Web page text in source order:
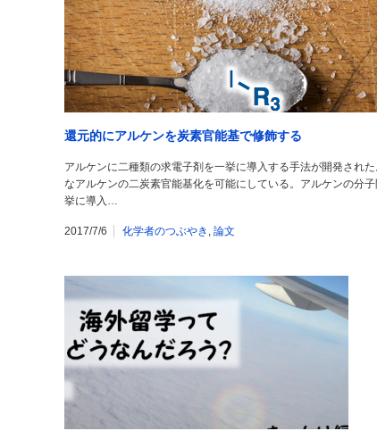
還元的にアルケンを炭素官能基で修飾する
アルケンに二種類の求電子剤を一挙に導入する手法が開発され
なアルケンの二炭素官能基化を可能にしている。アルケンの分
挙に導入…
2017/7/6 化学者のつぶやき , 論文